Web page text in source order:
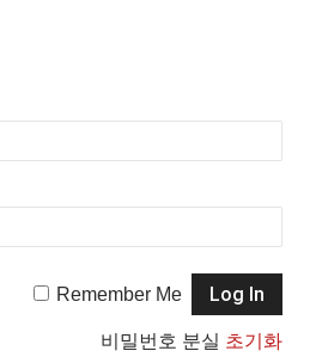
Remember Me
비밀번호 분실 초기화